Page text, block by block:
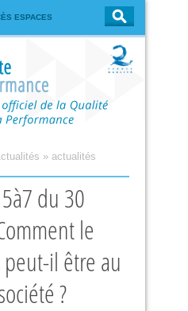
ESPACES
» actualités
le
il être au
?